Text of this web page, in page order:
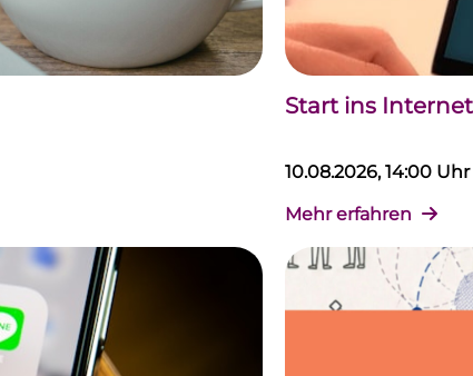
Start ins Internet
10.08.2026, 14:00 Uhr
Mehr erfahren